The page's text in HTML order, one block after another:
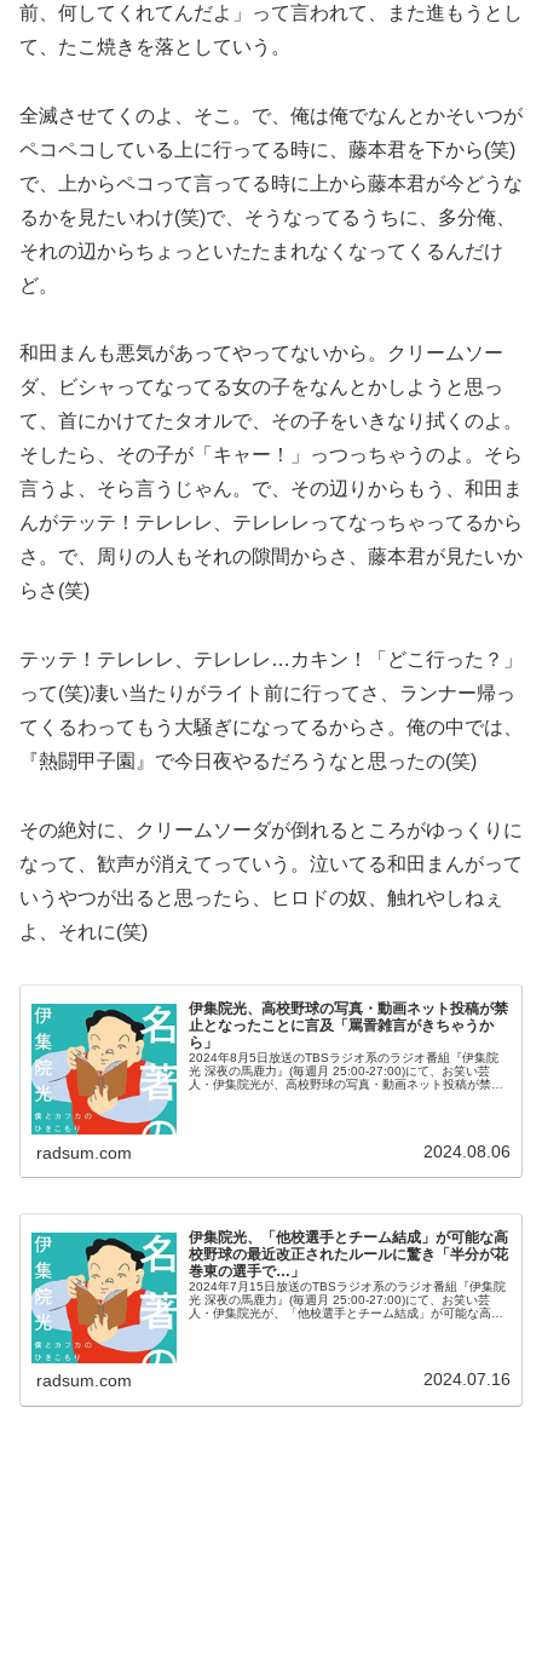
前、何してくれてんだよ」って言われて、また進もうとし
て、たこ焼きを落としていう。
全滅させてくのよ、そこ。で、俺は俺でなんとかそいつが
ペコペコしている上に行ってる時に、藤本君を下から(笑)
で、上からペコって言ってる時に上から藤本君が今どうな
るかを見たいわけ(笑)で、そうなってるうちに、多分俺、
それの辺からちょっといたたまれなくなってくるんだけ
ど。
和田まんも悪気があってやってないから。クリームソー
ダ、ビシャってなってる女の子をなんとかしようと思っ
て、首にかけてたタオルで、その子をいきなり拭くのよ。
そしたら、その子が「キャー！」っつっちゃうのよ。そら
言うよ、そら言うじゃん。で、その辺りからもう、和田ま
んがテッテ！テレレレ、テレレレってなっちゃってるから
さ。で、周りの人もそれの隙間からさ、藤本君が見たいか
らさ(笑)
テッテ！テレレレ、テレレレ…カキン！「どこ行った？」
って(笑)凄い当たりがライト前に行ってさ、ランナー帰っ
てくるわってもう大騒ぎになってるからさ。俺の中では、
『熱闘甲子園』で今日夜やるだろうなと思ったの(笑)
その絶対に、クリームソーダが倒れるところがゆっくりに
なって、歓声が消えてっていう。泣いてる和田まんがって
いうやつが出ると思ったら、ヒロドの奴、触れやしねぇ
よ、それに(笑)
伊集院光、高校野球の写真・動画ネット投稿が禁
止となったことに言及「罵詈雑言がきちゃうか
ら」
2024年8月5日放送のTBSラジオ系のラジオ番組『伊集院
光 深夜の馬鹿力』(毎週月 25:00-27:00)にて、お笑い芸
人・伊集院光が、高校野球の写真・動画ネット投稿が禁止
radsum.com 2024.08.06
伊集院光、「他校選手とチーム結成」が可能な高
校野球の最近改正されたルールに驚き「半分が花
巻東の選手で…」
2024年7月15日放送のTBSラジオ系のラジオ番組『伊集院
光 深夜の馬鹿力』(毎週月 25:00-27:00)にて、お笑い芸
人・伊集院光が、「他校選手とチーム結成」が可能な高校
radsum.com 2024.07.16